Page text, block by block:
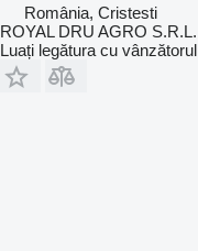
România, Cristesti
ROYAL DRU AGRO S.R.L.
Luați legătura cu vânzătorul